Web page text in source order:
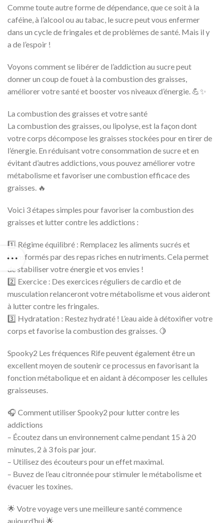
Comme toute autre forme de dépendance, que ce soit à la
caféine, à l’alcool ou au tabac, le sucre peut vous enfermer
dans un cycle de fringales et de problèmes de santé. Mais il y
a de l’espoir !
Voyons comment se libérer de l’addiction au sucre peut
donner un coup de fouet à la combustion des graisses,
améliorer votre santé et booster vos niveaux d’énergie. 💪✨
La combustion des graisses et votre santé
La combustion des graisses, ou lipolyse, est la façon dont
votre corps décompose les graisses stockées pour en tirer de
l’énergie. En réduisant votre consommation de sucre et en
évitant d’autres addictions, vous pouvez améliorer votre
métabolisme et favoriser une combustion efficace des
graisses. 🔥
Voici 3 étapes simples pour favoriser la combustion des
graisses et lutter contre les addictions :
1️⃣ Régime équilibré : Remplacez les aliments sucrés et
transformés par des repas riches en nutriments. Cela permet
de stabiliser votre énergie et vos envies !
2️⃣ Exercice : Des exercices réguliers de cardio et de
musculation relanceront votre métabolisme et vous aideront
à lutter contre les fringales.
3️⃣ Hydratation : Restez hydraté ! L’eau aide à détoxifier votre
corps et favorise la combustion des graisses. 🍋
Spooky2 Les fréquences Rife peuvent également être un
excellent moyen de soutenir ce processus en favorisant la
fonction métabolique et en aidant à décomposer les cellules
graisseuses.
🎧 Comment utiliser Spooky2 pour lutter contre les
addictions
– Écoutez dans un environnement calme pendant 15 à 20
minutes, 2 à 3 fois par jour.
– Utilisez des écouteurs pour un effet maximal.
– Buvez de l’eau citronnée pour stimuler le métabolisme et
évacuer les toxines.
🌟 Votre voyage vers une meilleure santé commence
aujourd’hui 🌟